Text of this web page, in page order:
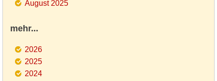
August 2025
mehr...
2026
2025
2024